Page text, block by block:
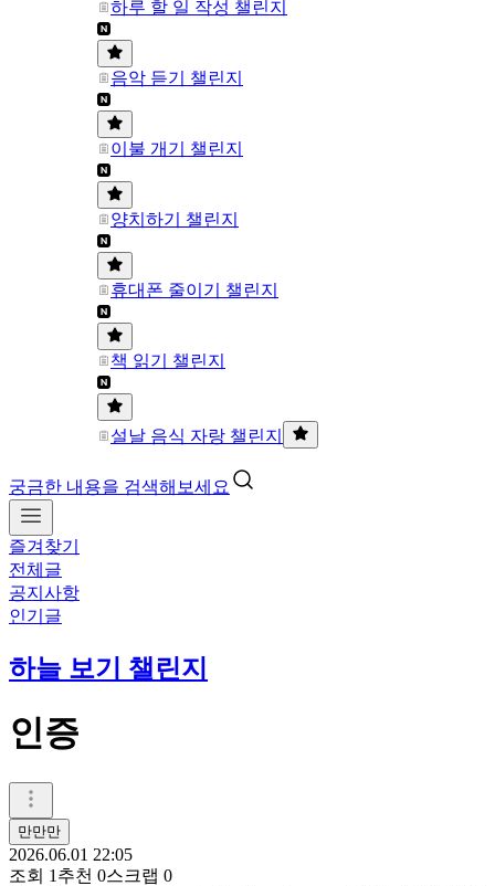
하루 할 일 작성 챌린지
음악 듣기 챌린지
이불 개기 챌린지
양치하기 챌린지
휴대폰 줄이기 챌린지
책 읽기 챌린지
설날 음식 자랑 챌린지
궁금한 내용을 검색해보세요
즐겨찾기
전체글
공지사항
인기글
하늘 보기 챌린지
인증
만만만
2026.06.01 22:05
조회 1 추천 0스크랩 0